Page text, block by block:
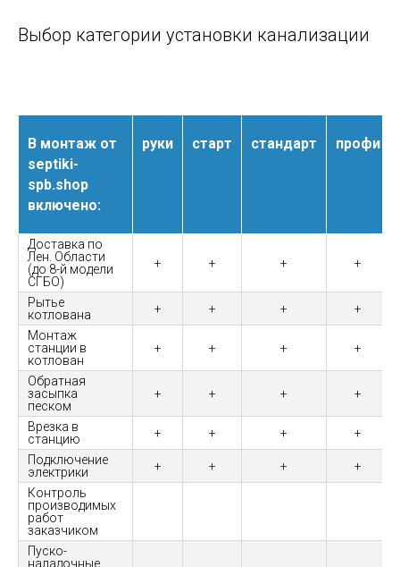
Выбор категории установки канализации
В монтаж от
septiki-
spb.shop
включено:
руки старт стандарт профи
Доставка по
Лен. Области
(до 8-й модели
СГБО)
+ + + +
Рытье
котлована
+ + +
+
Монтаж
станции в
котлован
+ + + +
Обратная
засыпка
песком
+ + + +
Врезка в
станцию
+ + +
+
Подключение
электрики
+ + +
+
Контроль
производимых
работ
заказчиком
Пуско-
наладочные